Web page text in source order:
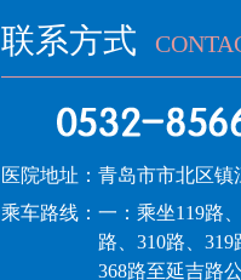
联系方式
医院地址： 青岛市市北区镇
乘车路线： 一：乘坐119路
路、310路、319
368路至延吉路